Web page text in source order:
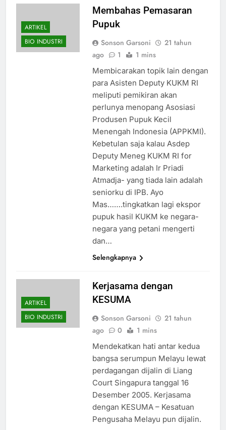
ARTIKEL
BIO INDUSTRI
Membahas Pemasaran
Pupuk
Sonson Garsoni
21 tahun
ago
1 1 mins
Membicarakan topik lain dengan
para Asisten Deputy KUKM RI
meliputi pemikiran akan
perlunya menopang Asosiasi
Produsen Pupuk Kecil
Menengah Indonesia (APPKMI).
Kebetulan saja kalau Asdep
Deputy Meneg KUKM RI for
Marketing adalah Ir Priadi
Atmadja- yang tiada lain adalah
seniorku di IPB. Ayo
Mas…….tingkatkan lagi ekspor
pupuk hasil KUKM ke negara-
negara yang petani mengerti
dan…
Selengkapnya
ARTIKEL
BIO INDUSTRI
Kerjasama dengan
KESUMA
Sonson Garsoni
21 tahun
ago
0 1 mins
Mendekatkan hati antar kedua
bangsa serumpun Melayu lewat
perdagangan dijalin di Liang
Court Singapura tanggal 16
Desember 2005. Kerjasama
dengan KESUMA – Kesatuan
Pengusaha Melayu pun dijalin.